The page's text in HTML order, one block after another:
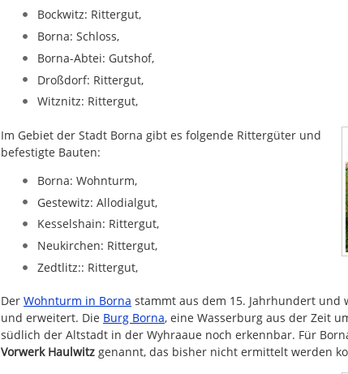
Bockwitz: Rittergut,
Borna: Schloss,
Borna-Abtei: Gutshof,
Droßdorf: Rittergut,
Witznitz: Rittergut,
Im Gebiet der Stadt Borna gibt es folgende Rittergüter und
befestigte Bauten:
Borna: Wohnturm,
Gestewitz: Allodialgut,
Kesselshain: Rittergut,
Neukirchen: Rittergut,
Zedtlitz:: Rittergut,
Der Wohnturm in Borna stammt aus dem 15. Jahrhundert und
und erweitert. Die Burg Borna, eine Wasserburg aus der Zeit
südlich der Altstadt in der Wyhraaue noch erkennbar. Für
Vorwerk Haulwitz genannt, das bisher nicht ermittelt werden